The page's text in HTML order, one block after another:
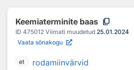
Keemiaterminite baas content_copy
ID 475012 Viimati muudetud 25.01.2024
Vaata sõnakogu
et rodamiinvärvid